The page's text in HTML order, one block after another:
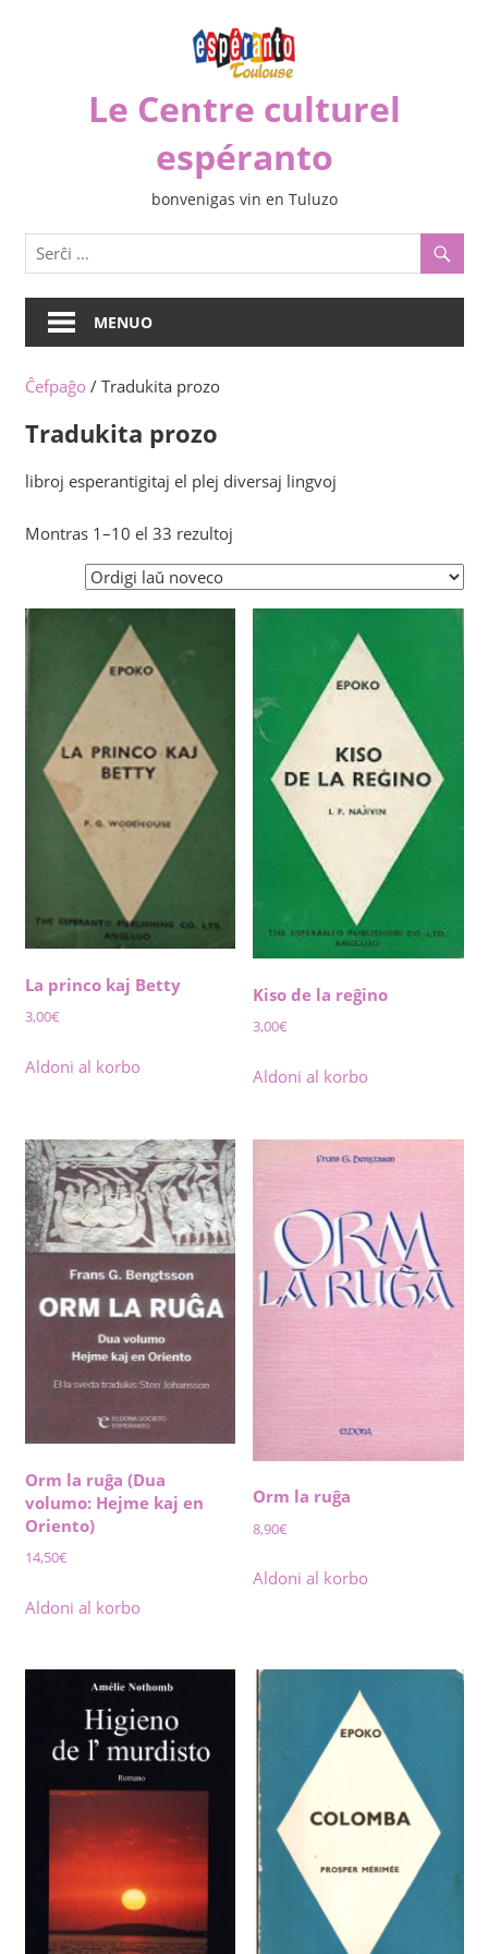
Le Centre culturel
espéranto
bonvenigas vin en Tuluzo
MENUO
Ĉefpaĝo / Tradukita prozo
Tradukita prozo
libroj esperantigitaj el plej diversaj lingvoj
Montras 1–10 el 33 rezultojSorted
by
latest
La princo kaj Betty
3,00€
Aldoni al korbo
Kiso de la reĝino
3,00€
Aldoni al korbo
Orm la ruĝa (Dua
volumo: Hejme kaj en
Oriento)
14,50€
Aldoni al korbo
Orm la ruĝa
8,90€
Aldoni al korbo